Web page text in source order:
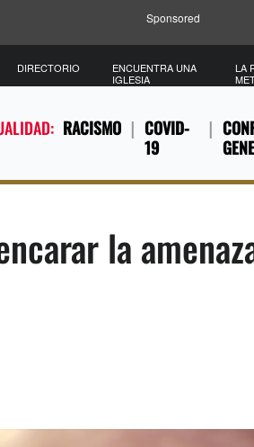
Sponsored
RACISMO
COVID-
19
DIRECTORIO
ENCUENTRA UNA
IGLESIA
LA
la